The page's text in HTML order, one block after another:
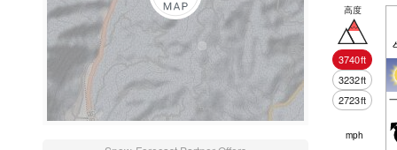
高度
3740ft
3232ft
2723ft
mph